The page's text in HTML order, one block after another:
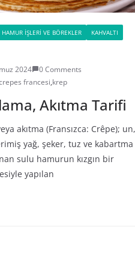
HAMUR İŞLERI VE BÖREKLER
KAHVALTI
2024
0 Comments
francesi,krep
Akıtma Tarifi
akıtma (Fransızca: Crêpe); un,
yağ, şeker, tuz ve kabartma
sulu hamurun kızgın bir
yapılan